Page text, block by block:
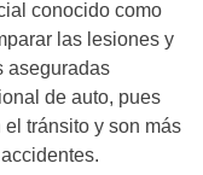
conocido como
las lesiones y
aseguradas
de auto, pues
tránsito y son más